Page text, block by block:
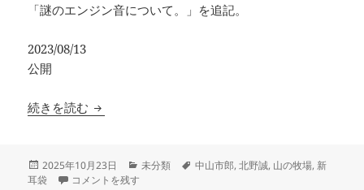
「謎のエンジン音について。」を追記。
2023/08/13
公開
続きを読む 山の牧場まとめと考察
投
稿
2025年10月23日
カ
未分類
タ
中山市郎,北野誠, 山の牧場,新
耳袋
山の牧場まとめと考察 に
コメントを残す